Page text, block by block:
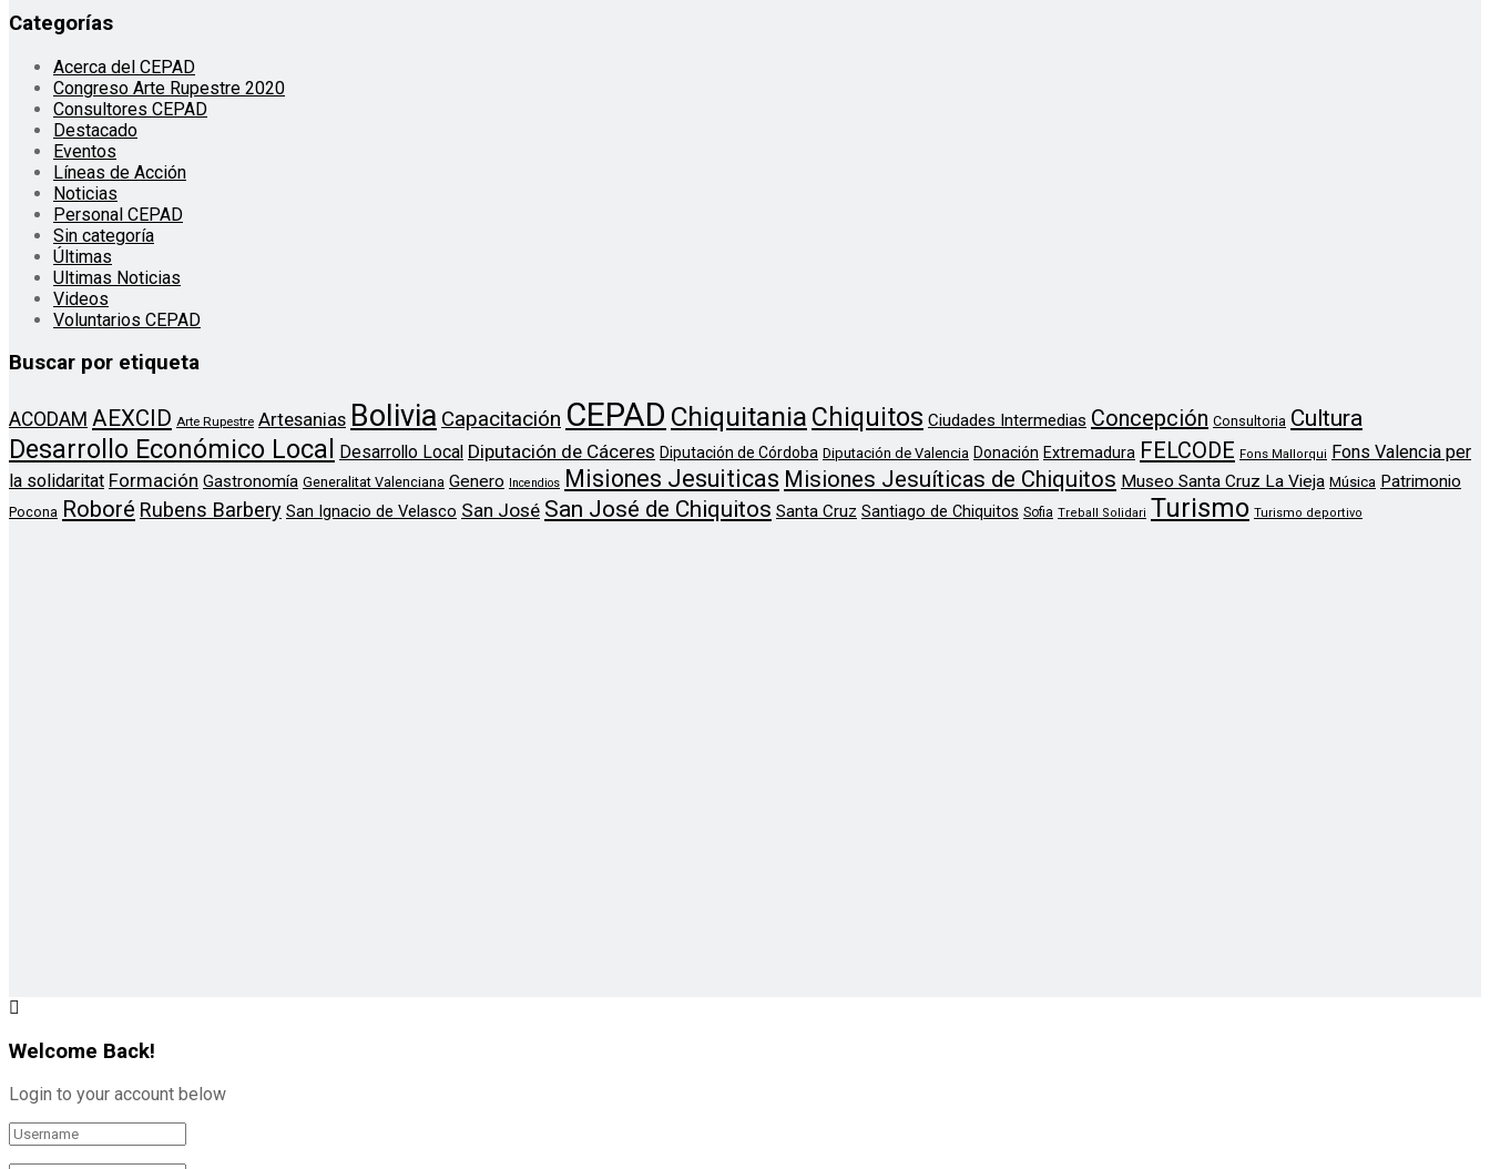
Categorías
Acerca del CEPAD
Congreso Arte Rupestre 2020
Consultores CEPAD
Destacado
Eventos
Líneas de Acción
Noticias
Personal CEPAD
Sin categoría
Últimas
Ultimas Noticias
Videos
Voluntarios CEPAD
Buscar por etiqueta
ACODAM AEXCID Arte Rupestre Artesanias Bolivia Capacitación CEPAD Chiquitania Chiquitos Ciudades Intermedias Concepción Consultoria Cultura
Desarrollo Económico Local Desarrollo Local Diputación de Cáceres Diputación de Córdoba Diputación de Valencia Donación Extremadura FELCODE Fons Mallorqui
Fons Valencia per
la solidaritat Formación Gastronomía Generalitat Valenciana Genero Incendios Misiones Jesuiticas Misiones Jesuíticas de Chiquitos Museo Santa Cruz La Vieja Música Patrimonio
Pocona Roboré Rubens Barbery San Ignacio de Velasco San José San José de Chiquitos Santa Cruz Santiago de Chiquitos Sofia Treball Solidari Turismo Turismo deportivo
Welcome Back!
Login to your account below